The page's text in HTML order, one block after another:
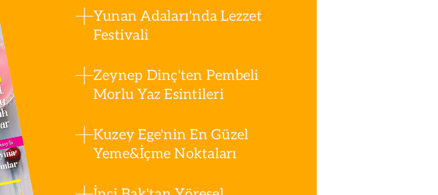
Yunan Adaları'nda Lezzet
Festivali
Zeynep Dinç'ten Pembeli
Morlu Yaz Esintileri
Kuzey Ege'nin En Güzel
Yeme&İçme Noktaları